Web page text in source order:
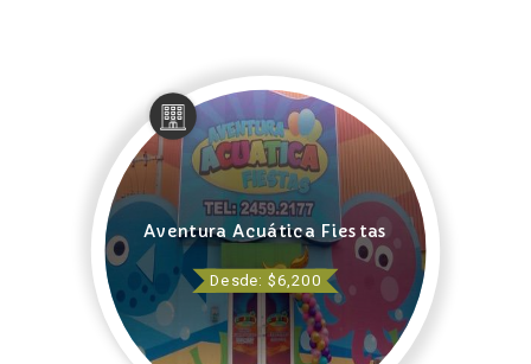
Aventura Acuática Fiestas
Desde: $6,200